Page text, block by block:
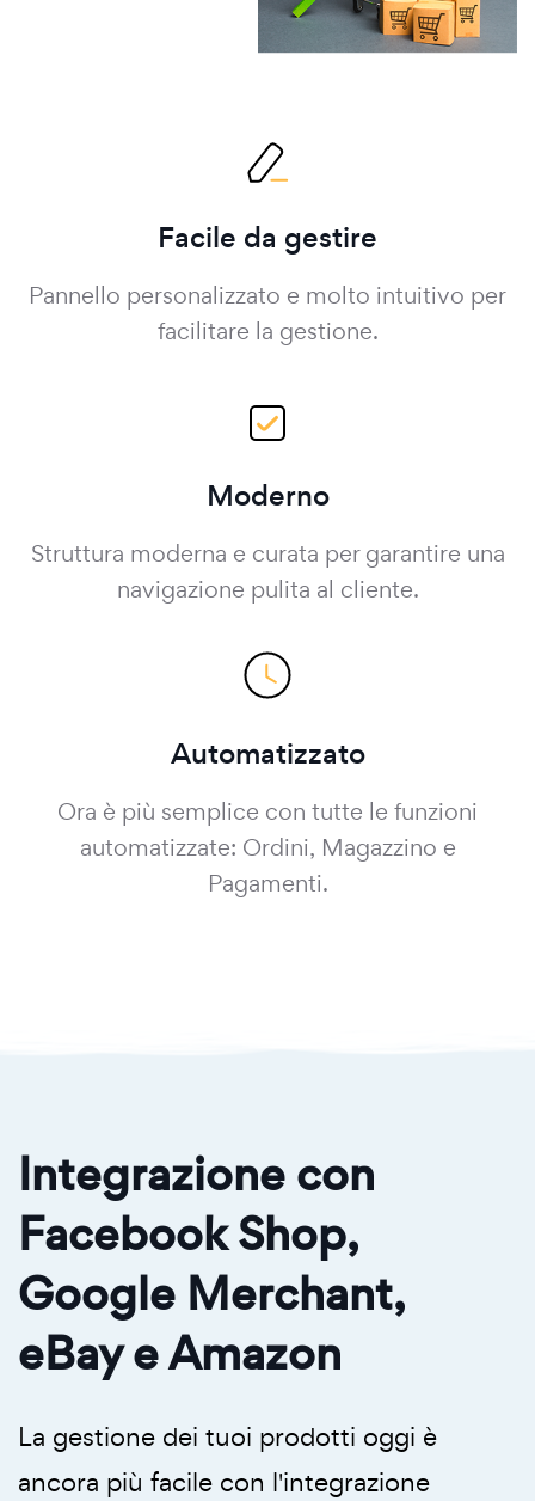
Facile da gestire
Pannello personalizzato e molto intuitivo per
facilitare la gestione.
Moderno
Struttura moderna e curata per garantire una
navigazione pulita al cliente.
Automatizzato
Ora è più semplice con tutte le funzioni
automatizzate: Ordini, Magazzino e
Pagamenti.
Integrazione con
Facebook Shop,
Google Merchant,
eBay e Amazon
La gestione dei tuoi prodotti oggi è
ancora più facile con l'integrazione